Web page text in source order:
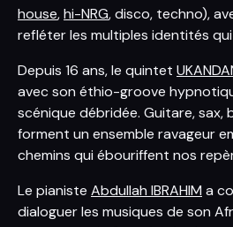
house,hi-NRG, disco, techno),
refléter les multiples identités
Depuis 16 ans, le quintet
avec son éthio-groove
scénique débridée. Guitare, sax,
forment un ensemble ravageur
chemins qui ébouriffent nos
Le pianiste Abdullah IBRAHIM a
dialoguer les musiques de son